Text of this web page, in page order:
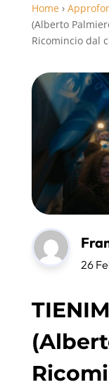
Home ›
(Alberto
Ricomincio dal
26